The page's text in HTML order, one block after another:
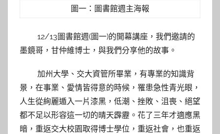
圖一：圖書館週主海報
12/13圖書館週(圖一)的開幕講座，我們邀請的
墨鏡哥，甘仲維博士，與我們分享他的故事。
加州大學、交大資管所畢業，有專業的知識背
景，在事業、愛情皆得意的時候，罹患急性青光眼，
人生從絢麗遁入一片漆黑，低潮、挫敗、沮喪、絕望
都不足以形容這一切的晴天霹靂。花了三年才適應黑
暗，重返交大校園取得博士學位，重返社會，也重返